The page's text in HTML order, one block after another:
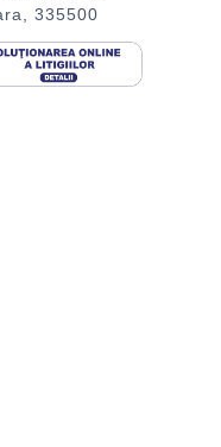
335500